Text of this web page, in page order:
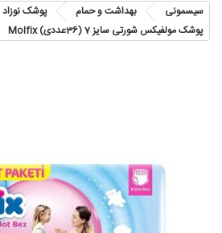
سیسمونی بهداشت و حمام
پوشک نوزاد
پوشک مولفیکس شورتی سایز 7 (36عددی) Molfix